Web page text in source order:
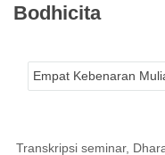
Bodhicita
Empat Kebenaran
Transkripsi seminar,